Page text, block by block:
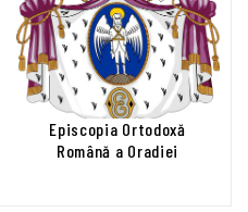
Episcopia Ortodoxă
Română a Oradiei